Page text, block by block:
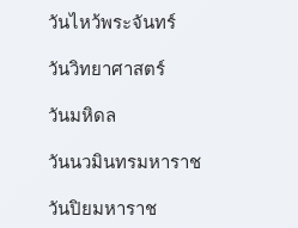
วันไหว้พระจันทร์​
วันวิทยาศาสตร์
วันมหิดล
วันนวมินทรมหาราช
วันปิยมหาราช